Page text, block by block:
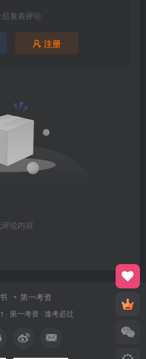
发表评论
注册
评论内容
第一考资
· 第一考资 · 逢考必过